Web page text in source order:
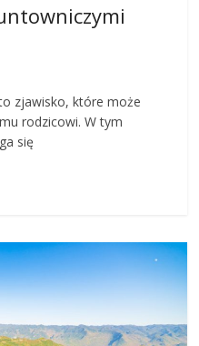
zjawisko, które może
rodzicowi. W tym
się